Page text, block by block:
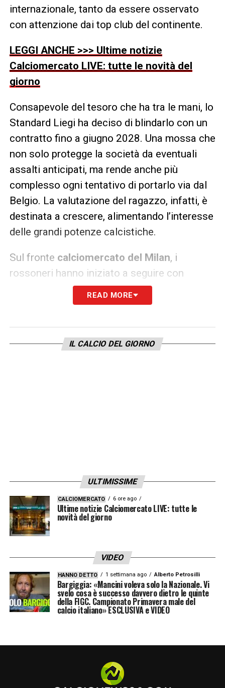
internazionale, tanto da essere osservato
con attenzione dai top club del continente.
LEGGI ANCHE >>> Ultime notizie
Calciomercato LIVE: tutte le novità del
giorno
Consapevole del tesoro che ha tra le mani, lo
Standard Liegi ha deciso di blindarlo con un
contratto fino a giugno 2028. Una mossa che
non solo protegge la società da eventuali
assalti anticipati, ma rende anche più
complesso ogni tentativo di portarlo via dal
Belgio. La valutazione del ragazzo, infatti, è
destinata a crescere, alimentando l’interesse
delle grandi potenze calcistiche.
Sul fronte calciomercato del Milan, i
rossoneri hanno iniziato a seguire con
particolare attenzione l’evoluzione del
giovane attaccante. Il club continua infatti a
internazionale, con l’obiettivo di individuare i
talenti più promettenti da sviluppare nel
ragazzo al Milan. Da anni i bianconeri
puntano forte sui giovani da inserire nel
proprio percorso tra settore giovanile, Next
Gen e prima squadra, e vedono in Mitongo un
Milan e Juventus, dunque, si annuncia
intensa e destinata a durare nel tempo.
Ilcalciomercato del Milanresta vigile e
l’interesse cresce e la corsa al talento del
2008 è appena iniziata.
READ MORE
IL CALCIO DEL GIORNO
ULTIMISSIME
CALCIOMERCATO 6 ore ago
Ultime notizie Calciomercato LIVE: tutte le
novità del giorno
VIDEO
HANNO DETTO 1 settimana ago Alberto Petrosilli
Bargiggia: «Mancini voleva solo la Nazionale. Vi
svelo cosa è successo davvero dietro le quinte
della FIGC. Campionato Primavera male del
calcio italiano» ESCLUSIVA e VIDEO